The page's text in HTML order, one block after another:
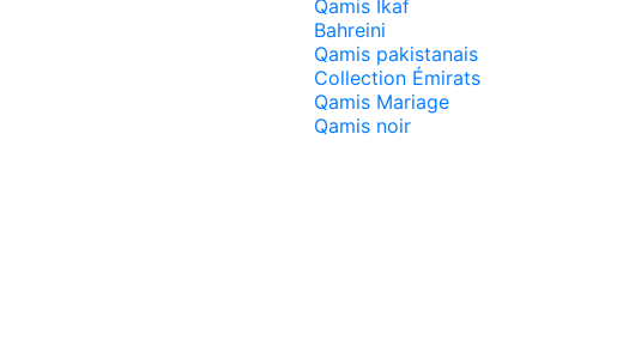
Qamis Ikaf
Bahreini
Qamis pakistanais
Collection Émirats
Qamis Mariage
Qamis noir